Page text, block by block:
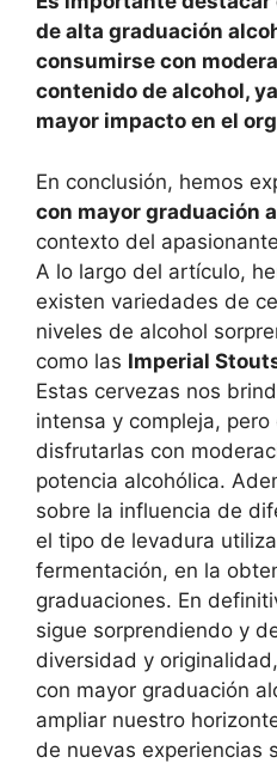
de alta graduación
consumirse con
contenido de alcohol,
mayor impacto en el
En conclusión, hemos
con mayor graduación
contexto del
A lo largo del artículo,
existen variedades de
niveles de alcohol
como las Imperial
Estas cervezas nos
intensa y compleja,
disfrutarlas con
potencia alcohólica.
sobre la influencia de
el tipo de levadura
fermentación, en la
graduaciones. En
sigue sorprendiendo y
diversidad y
con mayor graduación
ampliar nuestro
de nuevas experiencias